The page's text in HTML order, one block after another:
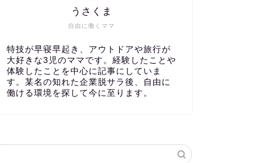
自由に働くママ
うさくま
特技が早寝早起き、アウトドアや旅行が
大好きな3児のママです。経験したことや
体験したことを中心に記事にしていま
す。某名の知れた企業脱サラ後、自由に
働ける環境を探して今に至ります。